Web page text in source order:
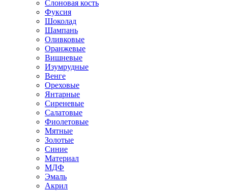
Слоновая кость
Фуксия
Шоколад
Шампань
Оливковые
Оранжевые
Вишневые
Изумрудные
Венге
Ореховые
Янтарные
Сиреневые
Салатовые
Фиолетовые
Мятные
Золотые
Синие
Материал
МДФ
Эмаль
Акрил